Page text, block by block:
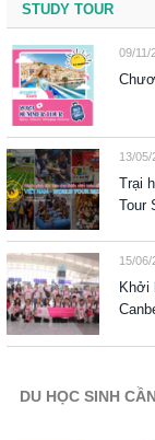
STUDY TOUR
09/11/
13/05/
Trại
Tour
15/06/
Khởi
DU HỌC SINH